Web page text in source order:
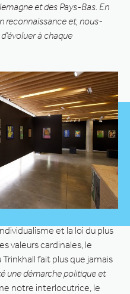
et des Pays-Bas. En
reconnaissance et, nous-
à chaque
et la loi du plus
valeurs cardinales, le
fait plus que jamais
une démarche politique et
notre interlocutrice, le